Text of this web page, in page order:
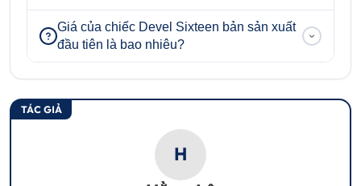
Giá của chiếc Devel Sixteen bản sản xuất
đầu tiên là bao nhiêu?
TÁC GIẢ
H